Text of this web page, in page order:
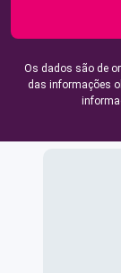
Os dados são de
das informações